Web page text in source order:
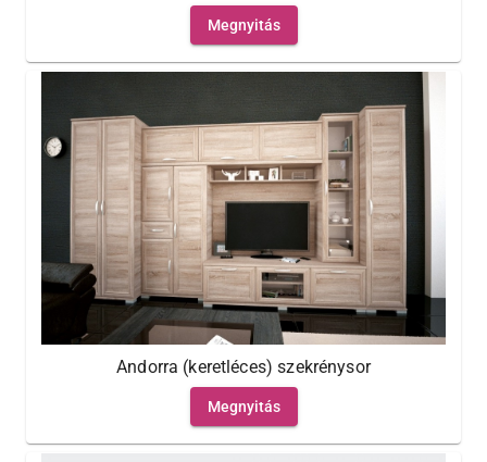
Megnyitás
Andorra (keretléces) szekrénysor
Megnyitás